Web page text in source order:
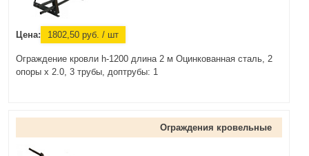
Цена: 1802,50 руб. / шт
Ограждение кровли h-1200 длина 2 м Оцинкованная сталь, 2
опоры х 2.0, 3 трубы, доптрубы: 1
Ограждения кровельные